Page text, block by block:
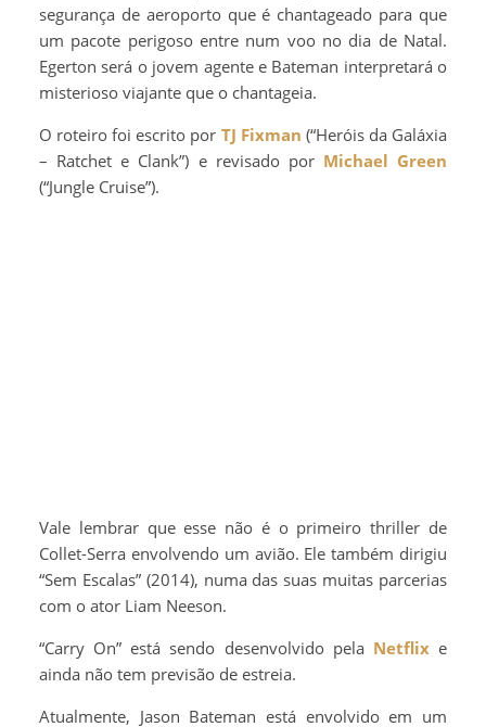
segurança de aeroporto que é chantageado para que
um pacote perigoso entre num voo no dia de Natal.
Egerton será o jovem agente e Bateman interpretará o
misterioso viajante que o chantageia.
O roteiro foi escrito por TJ Fixman (“Heróis da Galáxia
– Ratchet e Clank”) e revisado por Michael Green
(“Jungle Cruise”).
Vale lembrar que esse não é o primeiro thriller de
Collet-Serra envolvendo um avião. Ele também dirigiu
“Sem Escalas” (2014), numa das suas muitas parcerias
com o ator Liam Neeson.
“Carry On” está sendo desenvolvido pela Netflixe
ainda não tem previsão de estreia.
Atualmente, Jason Bateman está envolvido em um